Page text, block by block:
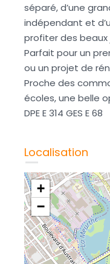
séparé, d’une
indépendant et
profiter des beaux
Parfait pour un
ou un projet de
Proche des
écoles, une belle
DPE E 314 GES E 68
Localisation
+
−